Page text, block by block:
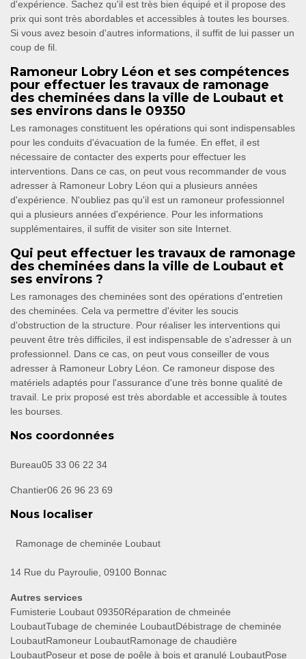
d'expérience. Sachez qu'il est très bien équipé et il propose des
prix qui sont très abordables et accessibles à toutes les bourses.
Si vous avez besoin d'autres informations, il suffit de lui passer un
coup de fil.
Ramoneur Lobry Léon et ses compétences
pour effectuer les travaux de ramonage
des cheminées dans la ville de Loubaut et
ses environs dans le 09350
Les ramonages constituent les opérations qui sont indispensables
pour les conduits d'évacuation de la fumée. En effet, il est
nécessaire de contacter des experts pour effectuer les
interventions. Dans ce cas, on peut vous recommander de vous
adresser à Ramoneur Lobry Léon qui a plusieurs années
d'expérience. N'oubliez pas qu'il est un ramoneur professionnel
qui a plusieurs années d'expérience. Pour les informations
supplémentaires, il suffit de visiter son site Internet.
Qui peut effectuer les travaux de ramonage
des cheminées dans la ville de Loubaut et
ses environs ?
Les ramonages des cheminées sont des opérations d'entretien
des cheminées. Cela va permettre d'éviter les soucis
d'obstruction de la structure. Pour réaliser les interventions qui
peuvent être très difficiles, il est indispensable de s'adresser à un
professionnel. Dans ce cas, on peut vous conseiller de vous
adresser à Ramoneur Lobry Léon. Ce ramoneur dispose des
matériels adaptés pour l'assurance d'une très bonne qualité de
travail. Le prix proposé est très abordable et accessible à toutes
les bourses.
Nos coordonnées
Bureau05 33 06 22 34
Chantier06 26 96 23 69
Nous localiser
Ramonage de cheminée Loubaut
14 Rue du Payroulie, 09100 Bonnac
Autres services
Fumisterie Loubaut 09350Réparation de chmeinée
LoubautTubage de cheminée LoubautDébistrage de cheminée
LoubautRamoneur LoubautRamonage de chaudière
LoubautPoseur et pose de poêle à bois et granulé LoubautPose